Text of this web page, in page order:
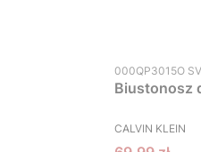
Kod produktu
000QP3015O
Biustonosz
PRODUCENT
CALVIN KLEIN